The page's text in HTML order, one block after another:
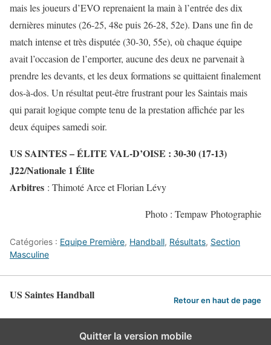
mais les joueurs d’EVO reprenaient la main à l’entrée des dix
dernières minutes (26-25, 48e puis 26-28, 52e). Dans une fin de
match intense et très disputée (30-30, 55e), où chaque équipe
avait l’occasion de l’emporter, aucune des deux ne parvenait à
prendre les devants, et les deux formations se quittaient finalement
dos-à-dos. Un résultat peut-être frustrant pour les Saintais mais
qui parait logique compte tenu de la prestation affichée par les
deux équipes samedi soir.
US SAINTES – ÉLITE VAL-D’OISE : 30-30 (17-13)
J22/Nationale 1 Élite
Arbitres : Thimoté Arce et Florian Lévy
Photo : Tempaw Photographie
Catégories : Equipe Première, Handball, Résultats, Section
Masculine
US Saintes Handball Retour en haut de page
Quitter la version mobile